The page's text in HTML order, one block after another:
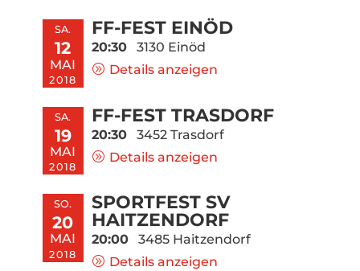
SA.
12
MAI
2018
FF-FEST EINÖD
20:30
3130 Einöd
Details anzeigen
SA.
19
MAI
2018
FF-FEST TRASDORF
20:30
3452 Trasdorf
Details anzeigen
SO.
20
MAI
2018
SPORTFEST SV
HAITZENDORF
20:00
3485 Haitzendorf
Details anzeigen